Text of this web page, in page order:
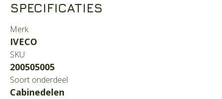
SPECIFICATIES
Merk
IVECO
SKU
200505005
Soort onderdeel
Cabinedelen